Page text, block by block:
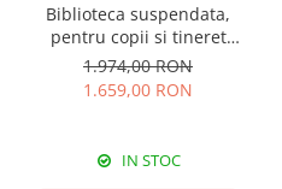
Biblioteca suspendata,
pentru copii si tineret
Colectia Romantic,
117x37x119 cm
1.974,00 RON
1.659,00 RON
IN STOC